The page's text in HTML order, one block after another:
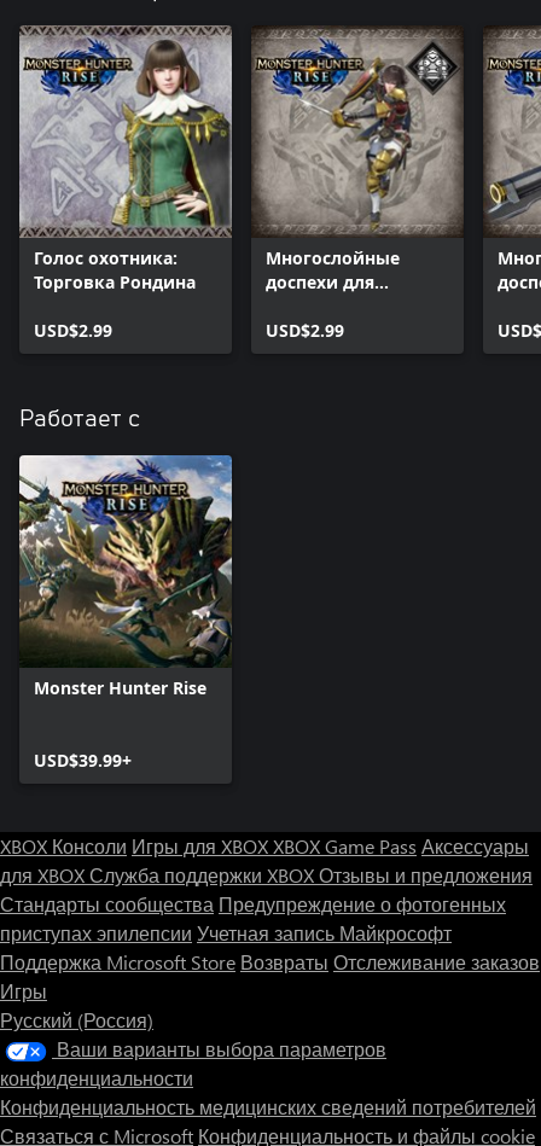
Голос охотника:
Торговка Рондина
USD$2.99
Многослойные
доспехи для
«Фиорайна»
USD$2.99
Работает с
Monster Hunter Rise
USD$39.99+
XBOX Консоли Игры для XBOXXBOX Game Pass Аксессуары
для XBOXСлужба поддержки XBOXОтзывы и предложения
Стандарты сообщества Предупреждение о фотогенных
приступах эпилепсии Учетная запись Майкрософт
Поддержка Microsoft Store Возвраты Отслеживание заказов
Игры
Русский (Россия)
Ваши варианты выбора параметров
конфиденциальности
Конфиденциальность медицинских сведений потребителей
Связаться с Microsoft Конфиденциальность и файлы cookie